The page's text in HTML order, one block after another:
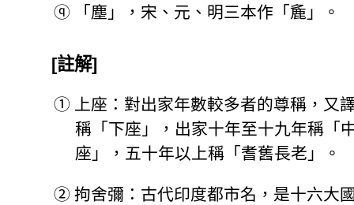
ⓠ 「塵」，宋、元、明三本作「麁」。
[註解]
①
上座：對出家年數較多者的尊稱，又
稱「下座」，出家十年至十九年稱「
座」，五十年以上稱「耆舊長老」。
② 拘舍彌：古代印度都市名，是十六大